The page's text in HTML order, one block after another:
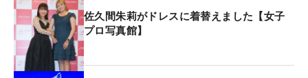
佐久間朱莉がドレスに着替えました【女子
プロ写真館】